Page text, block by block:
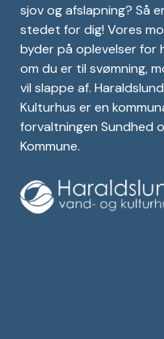
sjov og afslapning? Så
stedet for dig! Vores
byder på oplevelser for
om du er til svømning,
vil slappe af.
Kulturhus er en
forvaltningen Sundhed
Kommune.